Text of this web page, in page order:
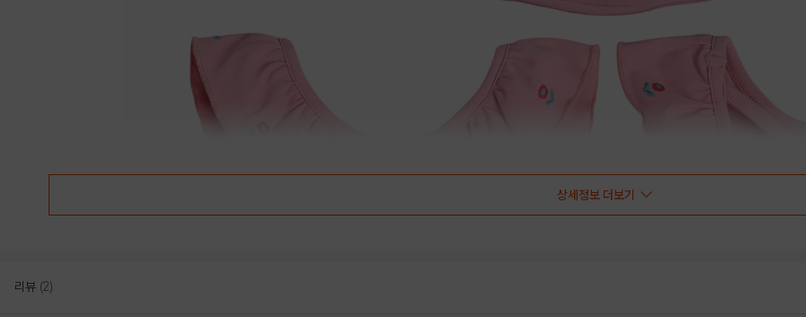
상세정보 더보기
리뷰 (2)